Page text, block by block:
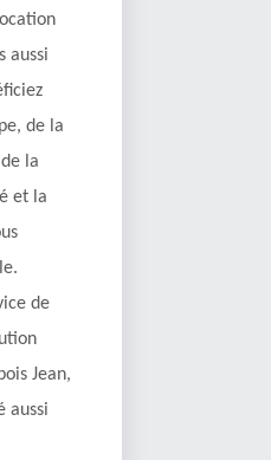
aussi
de la
la
et la
de
Jean,
aussi